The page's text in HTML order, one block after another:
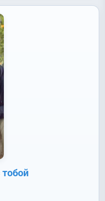
(Han Song Cheon),
(Jo Hye Joo)
(Jun Suk Ho)
Young)